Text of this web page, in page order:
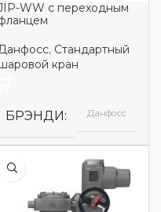
WW с переходным
, Стандартный
кран
БРЭНДИ Данфосс